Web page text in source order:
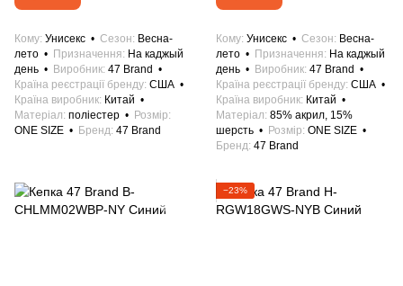
Кому Унисекс Сезон
Весна-
лето
Призначення
На каджый
день
Виробник 47 Brand
Країна реєстрації бренду США
Країна виробник Китай
Матеріал поліестер
Розмір
ONE SIZE
Бренд 47 Brand
Кому Унисекс Сезон
Весна-
лето
Призначення
На каджый
день
Виробник 47 Brand
Країна реєстрації бренду США
Країна виробник Китай
Матеріал 85% акрил, 15%
шерсть
Розмір ONE SIZE
Бренд 47 Brand
−23%